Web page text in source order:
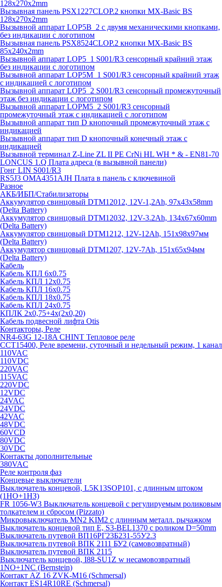
128х270х2mm
Вызывная панель PSX1227CLOP.2 кнопки MX-Basic BS
128х270х2mm
Вызывной аппарат LOP5B_2 с двумя механическими кнопками,
без индикации с логотипом
Вызывная панель PSX8524CLOP.2 кнопки MX-Basic BS
85х240х2mm
Вызывной аппарат LOP5_1 S001/R3 сенсорный крайний этаж
без индикации с логотипом
Вызывной аппарат LOP5M_1 S001/R3 сенсорный крайний этаж
с индикацией с логотипом
Вызывной аппарат LOP5_2 S001/R3 сенсорный промежуточный
этаж без индикации с логотипом
Вызывной аппарат LOPM5_2 S001/R3 сенсорный
промежуточный этаж с индикацией с логотипом
Вызывной аппарат тип D кнопочный промежуточный этаж с
индикацией
Вызывной аппарат тип D кнопочный конечный этаж с
индикацией
Вызывной терминал Z-Line ZL II PE CrNi HL WH * & - EN81-70
LONCUS 1.Q Плата адреса (в вызывной панели)
Гонг LIN S001/R3
RS5J3 OMA4351AJH Плата в панель с ключевиной
Разное
АКБ/ИБП/Стабилизаторы
Аккумулятор свинцовый DTM12012, 12V-1,2Ah, 97х43х58mm
(Delta Battery)
Аккумулятор свинцовый DTM12032, 12V-3.2Ah, 134x67x60mm
(Delta Battery)
Аккумулятор свинцовый DTM1212, 12V-12Ah, 151х98х97мм
(Delta Battery)
Аккумулятор свинцовый DTM1207, 12V-7Ah, 151х65х94мм
(Delta Battery)
Кабель
Кабель КПЛ 6х0.75
Кабель КПЛ 12х0.75
Кабель КПЛ 16х0.75
Кабель КПЛ 18х0.75
Кабель КПЛ 24х0.75
КПЛК 2х0,75+4х(2х0,20)
Кабель подвесной лифта Otis
Контакторы, Реле
NR4-63G 12-18A CHINT Тепловое реле
CCT15400, Реле времени, суточный и недельный режим, 1 канал
110VAC
110VDC
220VAC
115VAC
220VDC
12VDC
24VAC
24VDC
42VAC
48VDC
60VCD
80VDC
30VDC
Контакты дополнительные
380VAC
Реле контроля фаз
Концевые выключатели
Выключатель концевой, L5K13SOP101, с длинным штоком
(1НО+1НЗ)
FR 1056-W3 Выключатель концевой с регулируемым роликовым
толкателем и сбросом (Pizzato)
Микровыключатель MN2 KIM2 с длинным металл. рычажком
Выключатель концевой тип Е, S3-BEL1370 с роликом D=50mm
Выключатель путевой ВП16РГ23Б231-55У2.3
Выключатель путевой ВПК 2111 БУ2 (самовозвратный)
Выключатель путевой ВПК 2115
Выключатель концевой, I88-SU1Z w несамовозвратный
1NO+1NC (Bernstein)
Контакт AZ 16 ZVK-M16 (Schmersal)
Контакт ES14R10RE (Schmersal)